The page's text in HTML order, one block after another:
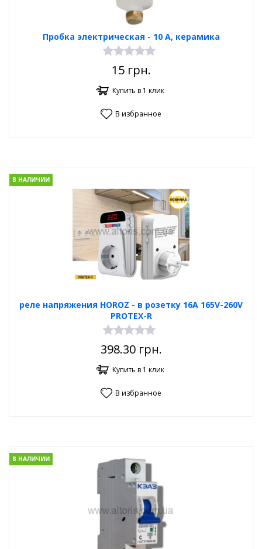
Пробка электрическая - 10 А, керамика
15грн.
Купить в 1 клик
В избранное
реле напряжения HOROZ - в розетку 16А 165V-260V
PROTEX-R
В НАЛИЧИИ
398.30грн.
Купить в 1 клик
В избранное
В НАЛИЧИИ